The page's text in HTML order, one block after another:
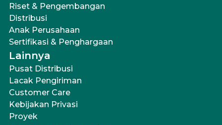
Riset & Pengembangan
Distribusi
Anak Perusahaan
Sertifikasi & Penghargaan
Lainnya
Pusat Distribusi
Lacak Pengiriman
Customer Care
Kebijakan Privasi
Proyek